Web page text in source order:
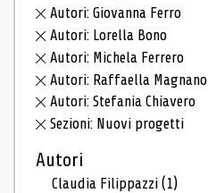
Autori: Giovanna Ferro
Autori: Lorella Bono
Autori: Michela Ferrero
Autori: Raffaella Magnano
Autori: Stefania Chiavero
Sezioni: Nuovi progetti
Autori
Claudia Filippazzi(1)